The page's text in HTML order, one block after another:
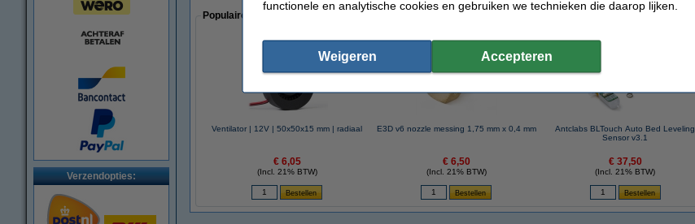
Verzendopties:
Populaire artikelen van klanten die dit artikel ook besteld hebben
Ventilator | 12V | 50x50x15 mm | radiaal
€ 6,05
(Incl. 21% BTW)
E3D v6 nozzle messing 1,75 mm x 0,4 mm
€ 6,50
(Incl. 21% BTW)
Antclabs BLTouch Auto Bed Leveling
Sensor v3.1
€ 37,50
(Incl. 21% BTW)
functionele en analytische cookies en gebruiken we technieken die daarop lijken.
Weigeren Accepteren